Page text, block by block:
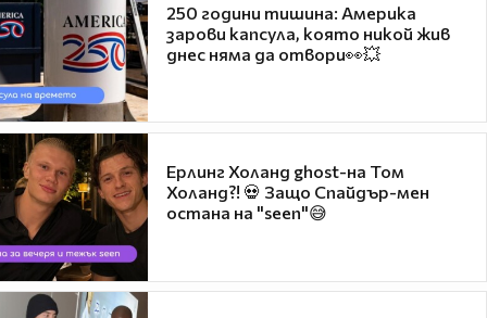
250 години тишина: Америка
зарови капсула, която никой жив
днес няма да отвори👀💥
Ерлинг Холанд ghost-на Том
Холанд?! 💀 Защо Спайдър-мен
остана на "seen"😅